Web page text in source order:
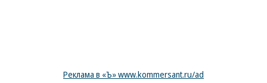
Реклама в «Ъ» www.kommersant.ru/ad